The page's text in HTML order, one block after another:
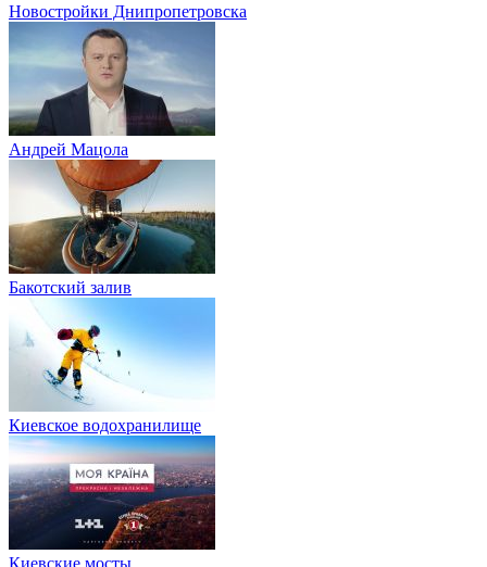
Новостройки Днипропетровска
Андрей Мацола
Бакотский залив
Киевское водохранилище
Киевские мосты